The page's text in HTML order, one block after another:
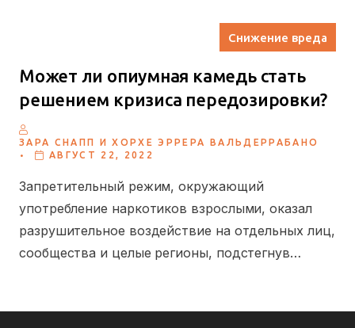
Снижение вреда
Может ли опиумная камедь стать
решением кризиса передозировки?
ЗАРА СНАПП И ХОРХЕ ЭРРЕРА ВАЛЬДЕРРАБАНО
. АВГУСТ 22, 2022
Запретительный режим, окружающий
употребление наркотиков взрослыми, оказал
разрушительное воздействие на отдельных лиц,
сообщества и целые регионы, подстегнув…